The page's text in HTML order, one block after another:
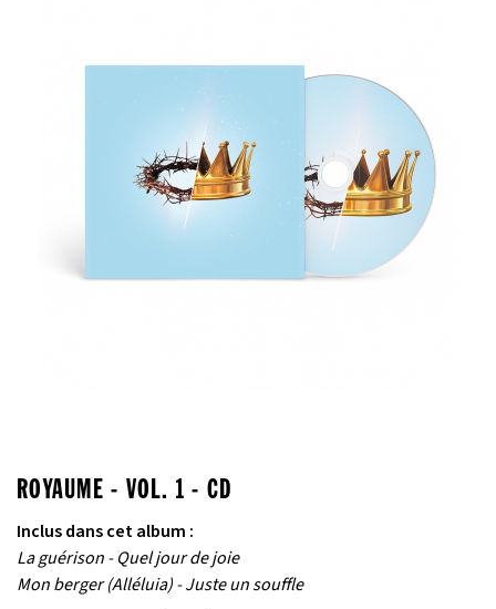
ROYAUME - VOL. 1 - CD
Inclus dans cet album :
La guérison - Quel jour de joie
Mon berger (Alléluia) - Juste un souffle